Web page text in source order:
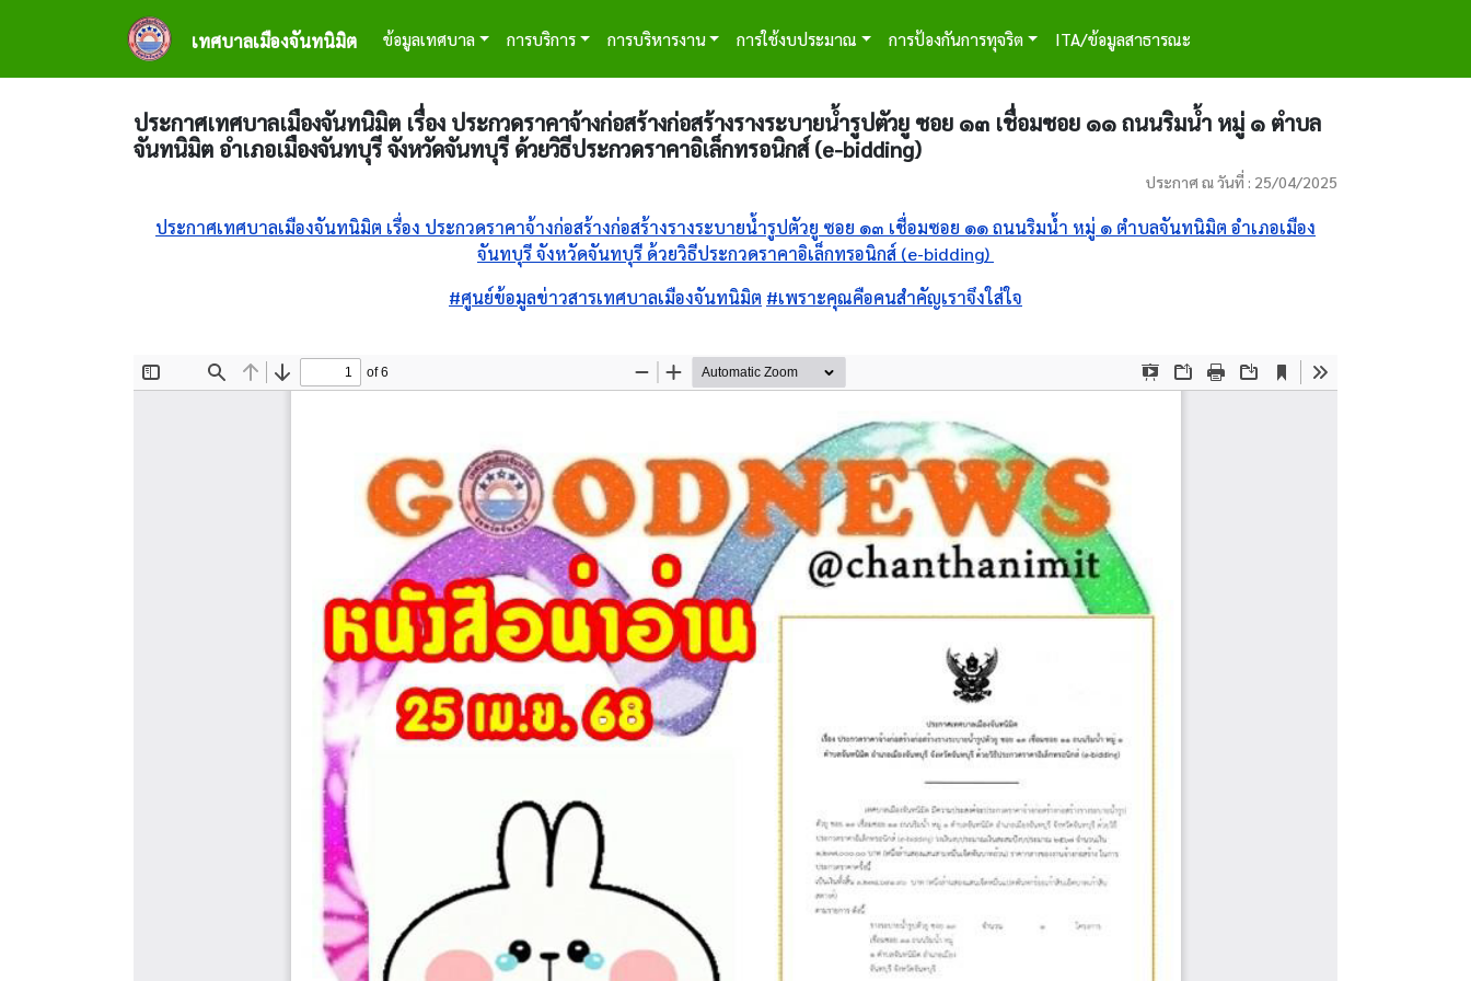
ข้ามไปยังเนื้อหาหลัก
เทศบาลเมืองจันทนิมิต
Main navigation
ข้อมูลเทศบาล การบริการ การบริหารงาน การใช้งบประมาณ การป้องกันการทุจริต ITA/ข้อมูลสาธารณะ
ประกาศเทศบาลเมืองจันทนิมิต เรื่อง ประกวดราคาจ้างก่อสร้างก่อสร้างรางระบายน้ำรูปตัวยู ซอย ๑๓ เชื่อมซอย ๑๑ ถนนริมน้ำ หมู่ ๑ ตำบล
จันทนิมิต อำเภอเมืองจันทบุรี จังหวัดจันทบุรี ด้วยวิธีประกวดราคาอิเล็กทรอนิกส์ (e-bidding)
ประกาศ ณ วันที่ : 25/04/2025
ประกาศเทศบาลเมืองจันทนิมิต เรื่อง ประกวดราคาจ้างก่อสร้างก่อสร้างรางระบายน้ำรูปตัวยู ซอย ๑๓ เชื่อมซอย ๑๑ ถนนริมน้ำ หมู่ ๑ ตำบลจันทนิมิต อำเภอเมือง
จันทบุรี จังหวัดจันทบุรี ด้วยวิธีประกวดราคาอิเล็กทรอนิกส์ (e-bidding)
#ศูนย์ข้อมูลข่าวสารเทศบาลเมืองจันทนิมิต #เพราะคุณคือคนสำคัญเราจึงใส่ใจ